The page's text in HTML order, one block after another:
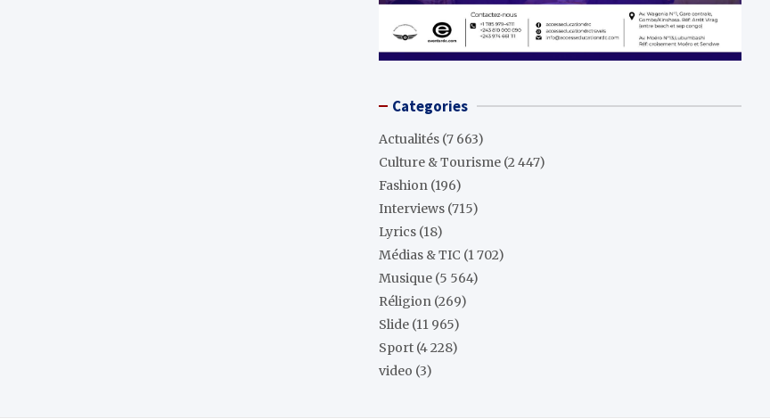
Categories
Actualités (7 663)
Culture & Tourisme (2 447)
Fashion (196)
Interviews (715)
Lyrics (18)
Médias & TIC (1 702)
Musique (5 564)
Réligion (269)
Slide (11 965)
Sport (4 228)
video (3)